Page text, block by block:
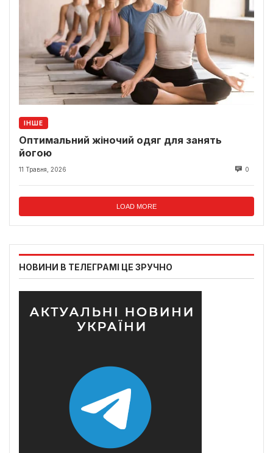
ІНШЕ
Оптимальний жіночий одяг для занять
йогою
11 Травня, 2026 0
LOAD MORE
НОВИНИ В ТЕЛЕГРАМІ ЦЕ ЗРУЧНО